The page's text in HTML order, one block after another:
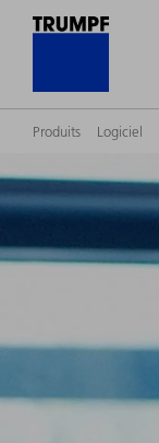
Produits Logiciel